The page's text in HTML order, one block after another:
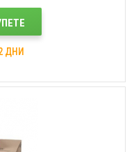
ДНИ